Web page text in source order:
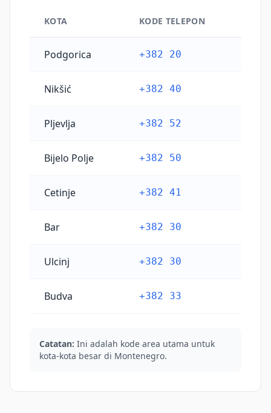
KOTA KODE TELEPON
Podgorica +382 20
Nikšić +382 40
Pljevlja +382 52
Bijelo Polje +382 50
Cetinje +382 41
Bar +382 30
Ulcinj +382 30
Budva +382 33
Catatan: Ini adalah kode area utama untuk
kota-kota besar di Montenegro.